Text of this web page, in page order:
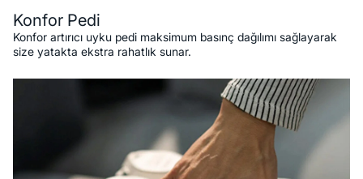
Konfor Pedi
Konfor artırıcı uyku pedi maksimum basınç dağılımı sağlayarak
size yatakta ekstra rahatlık sunar.